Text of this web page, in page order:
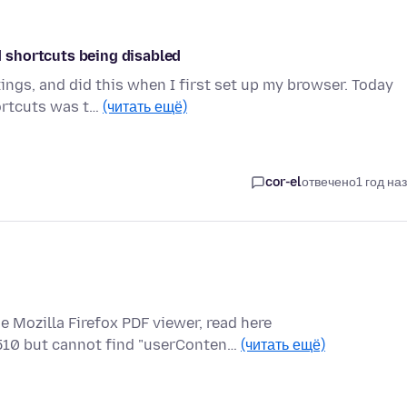
shortcuts being disabled
and did this when I first set up my browser. Today
was t… (читать ещё)
cor-elотвечено1 год
Firefox PDF viewer, read here
but cannot find "userConten… (читать ещё)